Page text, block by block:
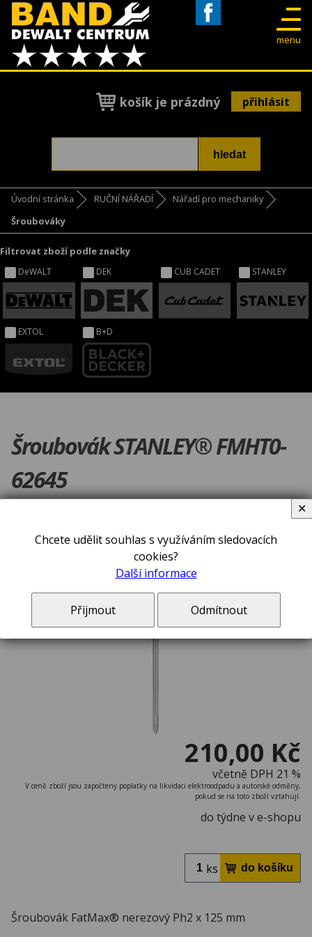
menu
košík je prázdný přihlásit
Úvodní stránka RUČNÍ NÁŘADÍ
Nářadí pro mechaniky
Šroubováky
Filtrovat zboží podle značky
DeWALT DEK CUB CADET STANLEY
EXTOL B+D
Šroubovák STANLEY® FMHT0-
62645
210,00 Kč
včetně DPH 21 %
V ceně zboží jsou započteny poplatky na likvidaci elektroodpadu a autorské odměny,
pokud se na toto zboží vztahují.
do týdne v e-shopu
ks
Šroubovák FatMax® nerezový Ph2 x 125 mm
Chcete udělit souhlas s využíváním sledovacích
cookies?
Další informace
Přijmout Odmítnout
✕